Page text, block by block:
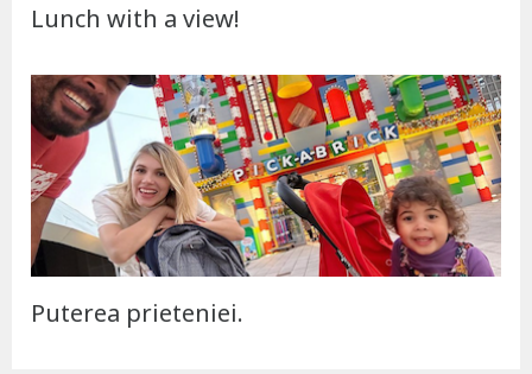
Lunch with a view!
Puterea prieteniei.